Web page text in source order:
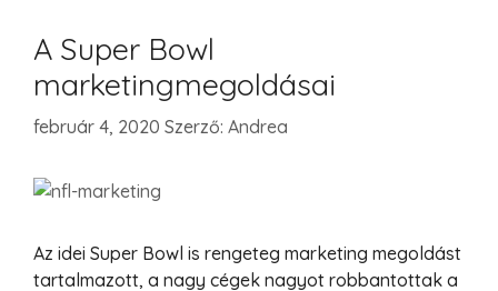
A Super Bowl
marketingmegoldásai
február 4, 2020 Szerző: Andrea
Az idei Super Bowl is rengeteg marketing megoldást
tartalmazott, a nagy cégek nagyot robbantottak a